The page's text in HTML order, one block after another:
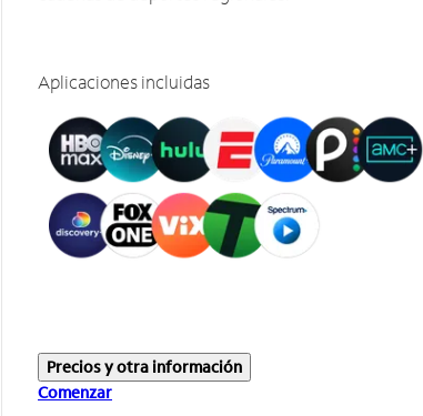
Aplicaciones incluidas
Precios y otra información
Comenzar